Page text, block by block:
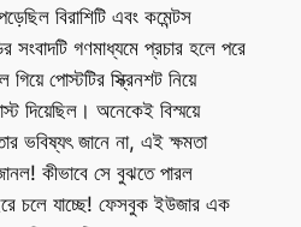
বিরাশিটি এবং কমেন্টস
সংবাদটি গণমাধ্যমে প্রচার হলে পরে
গিয়ে পোস্টটির স্ক্রিনশট নিয়ে
দিয়েছিল। অনেকেই বিস্ময়ে
ভবিষ্যৎ জানে না, এই ক্ষমতা
কীভাবে সে বুঝতে পারল
চলে যাচ্ছে! ফেসবুক ইউজার এক